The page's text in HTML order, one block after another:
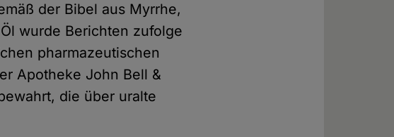
der Bibel aus Myrrhe,
wurde Berichten zufolge
pharmazeutischen
Apotheke John Bell &
die über uralte